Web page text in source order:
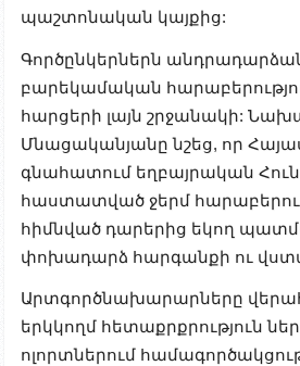
պաշտոնական կայքից:
Գործընկերներն
բարեկամական
հարցերի լայն շրջանակի:
Մնացականյանը նշեց, որ
գնահատում եղբայրական
հաստատված ջերմ
հիմնված դարերից եկող
փոխադարձ հարգանքի ու
Արտգործնախարարները
երկկողմ հետաքրքրություն
ոլորտներում